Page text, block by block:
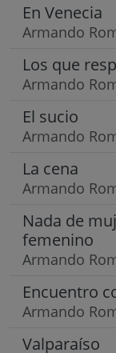
En Venecia
Armando
Los que
Armando
El sucio
Armando
La cena
Armando
Nada de
femenino
Armando
Encuentro
Armando
Valparaíso